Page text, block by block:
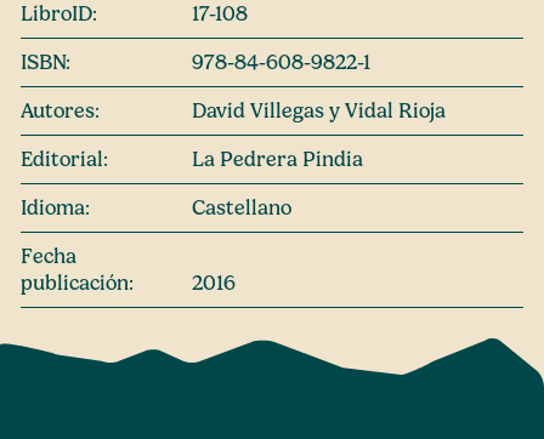
LibroID:
17-108
ISBN:
978-84-608-9822-1
Autores:
David Villegas y Vidal Rioja
Editorial:
La Pedrera Pindia
Idioma:
Castellano
Fecha
publicación:
2016